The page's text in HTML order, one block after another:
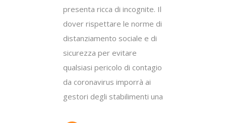
presenta ricca di incognite. Il
dover rispettare le norme di
distanziamento sociale e di
sicurezza per evitare
qualsiasi pericolo di contagio
da coronavirus imporrà ai
gestori degli stabilimenti una